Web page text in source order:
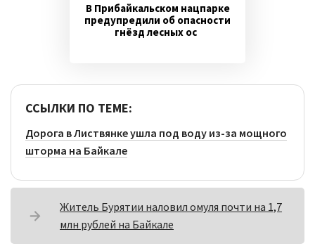
В Прибайкальском нацпарке
предупредили об опасности
гнёзд лесных ос
ССЫЛКИ ПО ТЕМЕ:
Дорога в Листвянке ушла под воду из-за мощного
шторма на Байкале
Житель Бурятии наловил омуля почти на 1,7
млн рублей на Байкале